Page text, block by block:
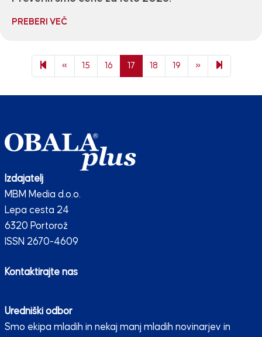
PREBERI VEČ
«Previous page
15 16 17 18 19 »Next page
Izdajatelj
MBM Media d.o.o.
Lepa cesta 24
6320 Portorož
ISSN 2670-4609
Kontaktirajte nas
Uredniški odbor
Smo ekipa mladih in nekaj manj mladih novinarjev in